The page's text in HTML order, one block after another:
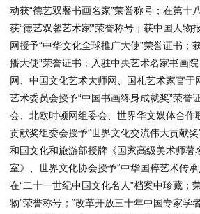
动获“德艺双馨书画名家”荣誉称号；在第十
获“德艺双馨艺术家”荣誉称号；获中国人物
网授予“中华文化全球推广大使”荣誉证书；
播大使”荣誉证书；入驻中央艺术名家书画
网、中国文化艺术大师网、国礼艺术家官于
艺术委员会授予“中国书画终身成就奖”荣誉
会、北欧时顿网组委会、世界华文媒体合作
贡献奖组委会授予“世界文化交流伟大贡献
和国文化和旅游部授牌《国家高级美术师著
室》、世界文化协会授予“中华国粹艺术传
在“二十一世纪中国文化名人”档案中珍藏；
物”荣誉称号；“改革开放三十年中国专家学